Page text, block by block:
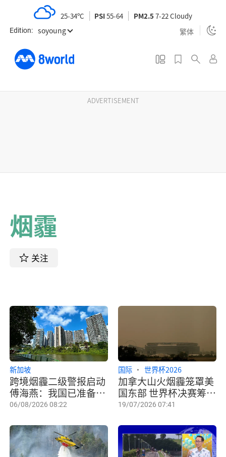
t
Edition: soyoung 繁体
25-34ºC PSI55-64 PM2.5 7-22 Cloudy
ADVERTISEMENT
烟霾
关注
跨境烟霾二级警报启动
傅海燕：我国已准备好
应对计划
新加坡
06/08/2026 08:22
加拿大山火烟霾笼罩美
国东部 世界杯决赛筹备
受影响
国际 世界杯2026
19/07/2026 07:41